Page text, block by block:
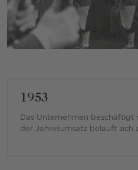
1953
Das Unternehmen
der Jahresumsatz beläuft sich